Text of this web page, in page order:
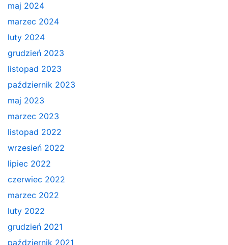
maj 2024
marzec 2024
luty 2024
grudzień 2023
listopad 2023
październik 2023
maj 2023
marzec 2023
listopad 2022
wrzesień 2022
lipiec 2022
czerwiec 2022
marzec 2022
luty 2022
grudzień 2021
październik 2021